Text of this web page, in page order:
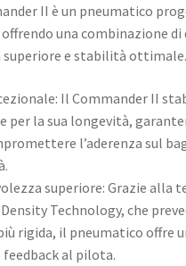
II è un pneumatico
una combinazione
superiore e stabilità ottimale.
Il Commander II
per la sua longevità,
l’aderenza sul
superiore: Grazie alla
Technology, che
rigida, il pneumatico offre
al pilota.